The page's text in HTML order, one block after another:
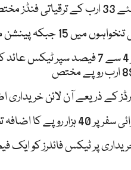
مختص
پینشن میں 5 فیصد اضافہ
کمرشل بینکنگ پر 4 سے 7
کے ذریعے آن لائن
کا اضافہ تجویز